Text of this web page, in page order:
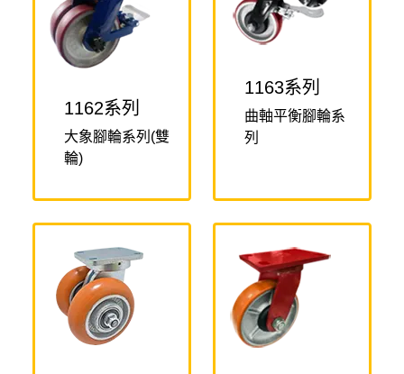
1162系列
大象腳輪系列(雙
輪)
1163系列
曲軸平衡腳輪系
列